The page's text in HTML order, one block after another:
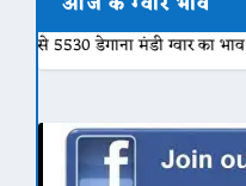
मंडी ग्वार का भाव : 4500